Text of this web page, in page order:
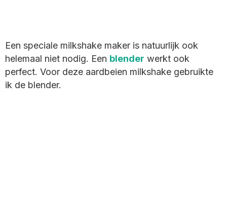
Een speciale milkshake maker is natuurlijk ook
helemaal niet nodig. Een blender werkt ook
perfect. Voor deze aardbeien milkshake gebruikte
ik de blender.